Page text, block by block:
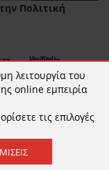
Πολιτική
-
λειτουργία του
online εμπειρία
τις επιλογές